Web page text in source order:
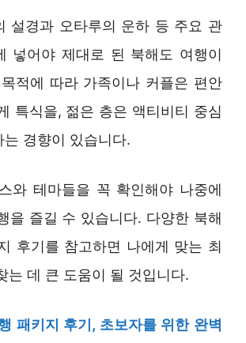
설경과 오타루의 운하 등 주요 관
넣어야 제대로 된 북해도 여행이
적에 따라 가족이나 커플은 편안
특식을, 젊은 층은 액티비티 중심
는 경향이 있습니다.
와 테마들을 꼭 확인해야 나중에
을 즐길 수 있습니다. 다양한 북해
후기를 참고하면 나에게 맞는 최
는 데 큰 도움이 될 것입니다.
패키지 후기, 초보자를 위한 완벽